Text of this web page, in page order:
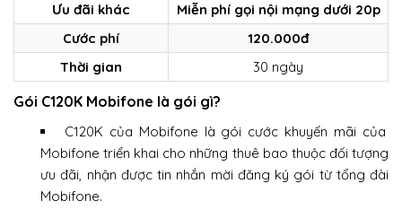
Ưu đãi khác
Miễn phí gọi nội mạng dưới 20p
Cước phí
120.000đ
Thời gian
30 ngày
Gói C120K Mobifone là gói gì?
C120K của Mobifone là gói cước khuyến mãi của
Mobifone triển khai cho những thuê bao thuộc đối tượng
ưu đãi, nhận được tin nhắn mời đăng ký gói từ tổng đài
Mobifone.